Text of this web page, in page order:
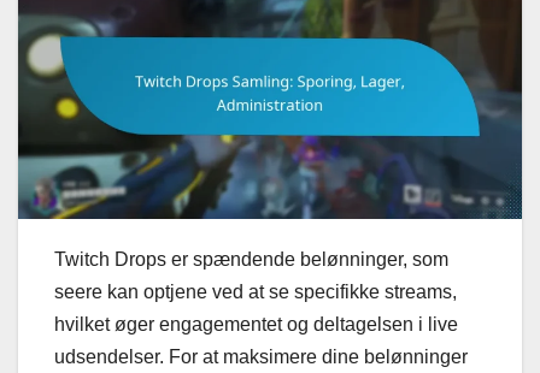
Twitch Drops er spændende belønninger, som
seere kan optjene ved at se specifikke streams,
hvilket øger engagementet og deltagelsen i live
udsendelser. For at maksimere dine belønninger